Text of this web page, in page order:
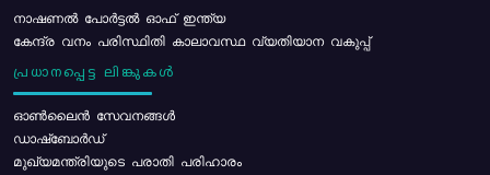
നാഷണൽ പോർട്ടൽ ഓഫ് ഇന്ത്യ
കേന്ദ്ര വനം പരിസ്ഥിതി കാലാവസ്ഥ വ്യതിയാന വകുപ്പ്
പ്രധാനപ്പെട്ട ലിങ്കുകൾ
ഓൺലൈൻ സേവനങ്ങൾ
ഡാഷ്ബോർഡ്
മുഖ്യമന്ത്രിയുടെ പരാതി പരിഹാരം